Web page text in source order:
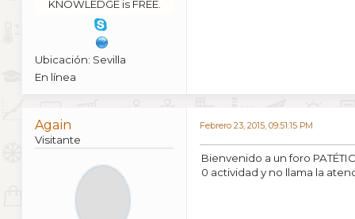
KNOWLEDGE is FREE.
Ubicación: Sevilla
En línea
Again
Visitante
Febrero 23, 2015, 09:51:15 PM
Bienvenido a un foro
0 actividad y no llama la